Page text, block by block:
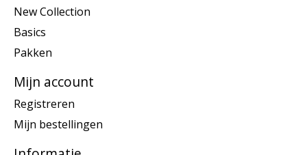
New Collection
Basics
Pakken
Mijn account
Registreren
Mijn bestellingen